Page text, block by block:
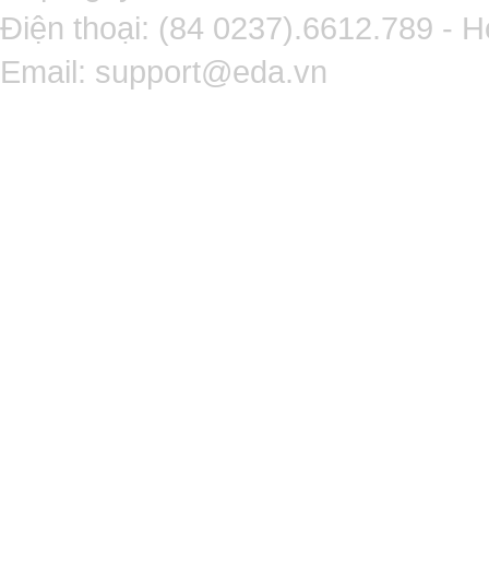
Điện thoại: (84 0237).6612.789 -
Email: support@eda.vn